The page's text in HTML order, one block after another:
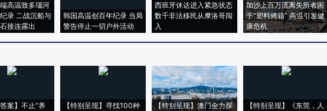
高温致多瑙河
录 二战沉船与
接连露出
韩国高温创百年纪录 当局
警告停止一切户外活动
西班牙休达进入紧急状态
数千非法移民从摩洛哥闯
入
加沙上百万流离失所者困
于“塑料烤箱” 高温引发健
康危机
答案】不止“养
【特别呈现】寻找100种
【特别呈现】澳门全力探
【特别呈现】《东莞，人